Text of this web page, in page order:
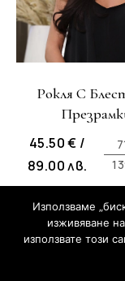
Рокля С
was:
45.50 € /
89.00лв.
е:
Copyright ©
Използваме
изживяване
използвате този